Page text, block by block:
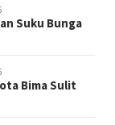
Suku Bunga
Bima Sulit